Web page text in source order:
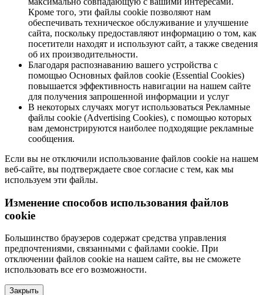
Кроме того, эти файлы cookie позволяют нам
обеспечивать техническое обслуживание и улучшение
сайта, поскольку предоставляют информацию о том, как
посетители находят и используют сайт, а также сведения
об их производительности.
Благодаря распознаванию вашего устройства с
помощью Основных файлов cookie (Essential Cookies)
повышается эффективность навигации на нашем сайте
для получения запрошенной информации и услуг
В некоторых случаях могут использоваться Рекламные
файлы cookie (Advertising Cookies), с помощью которых
вам демонстрируются наиболее подходящие рекламные
сообщения.
Если вы не отключили использование файлов cookie на нашем
веб-сайте, вы подтверждаете свое согласие с тем, как мы
используем эти файлы.
Изменение способов использования файлов
cookie
Большинство браузеров содержат средства управления
предпочтениями, связанными с файлами cookie. При
отключении файлов cookie на нашем сайте, вы не сможете
использовать все его возможности.
Закрыть